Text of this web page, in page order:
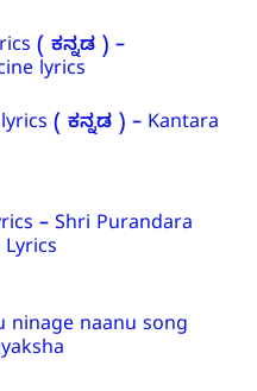
( ಕನ್ನಡ ) –
lyrics
( ಕನ್ನಡ ) – Kantara
– Shri Purandara
ninage naanu song